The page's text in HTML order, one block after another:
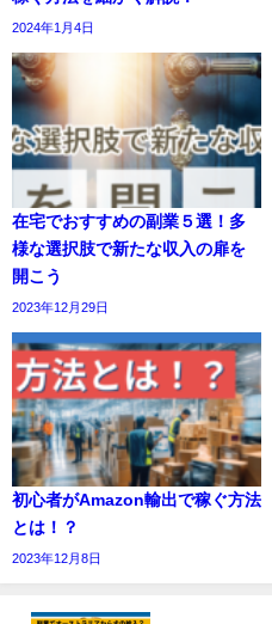
2024年1月4日
在宅でおすすめの副業５選！多
様な選択肢で新たな収入の扉を
開こう
2023年12月29日
初心者がAmazon輸出で稼ぐ方法
とは！？
2023年12月8日